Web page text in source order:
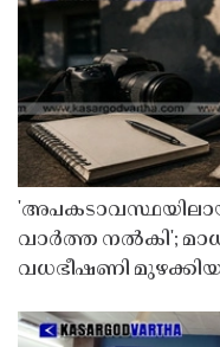
'അപകടാവസ്ഥയിലായ
വാർത്ത നൽകി';
വധഭീഷണി